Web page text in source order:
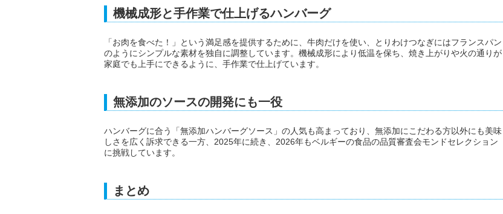
機械成形と手作業で仕上げるハンバーグ
「お肉を食べた！」という満足感を提供するために、牛肉だけを使い、とりわけつなぎにはフランスパン
のようにシンプルな素材を独自に調整しています。機械成形により低温を保ち、焼き上がりや火の通りが
家庭でも上手にできるように、手作業で仕上げています。
無添加のソースの開発にも一役
ハンバーグに合う「無添加ハンバーグソース」の人気も高まっており、無添加にこだわる方以外にも美味
しさを広く訴求できる一方、2025年に続き、2026年もベルギーの食品の品質審査会モンドセレクション
に挑戦しています。
まとめ